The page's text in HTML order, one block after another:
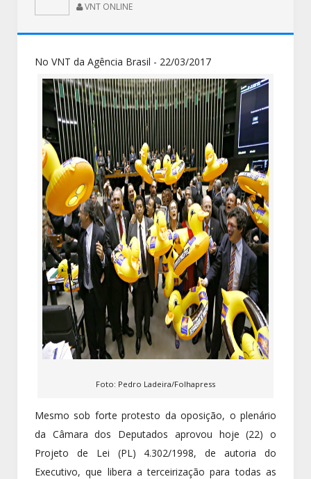
VNT ONLINE
No VNT da Agência Brasil - 22/03/2017
Foto: Pedro Ladeira/Folhapress
Mesmo sob forte protesto da oposição, o plenário
da Câmara dos Deputados aprovou hoje (22) o
Projeto de Lei (PL) 4.302/1998, de autoria do
Executivo, que libera a terceirização para todas as